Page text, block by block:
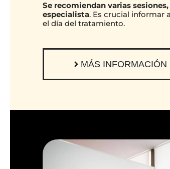
Se recomiendan varias
especialista. Es crucial informar
el día del tratamiento.
MÁS INFORMACIÓN